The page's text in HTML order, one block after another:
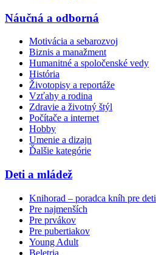
Náučná a odborná
Motivácia a sebarozvoj
Biznis a manažment
Humanitné a spoločenské vedy
História
Životopisy a reportáže
Vzťahy a rodina
Zdravie a životný štýl
Počítače a internet
Hobby
Umenie a dizajn
Ďalšie kategórie
Deti a mládež
Knihorad – poradca kníh pre deti
Pre najmenších
Pre prvákov
Pre pubertiakov
Young Adult
Beletria